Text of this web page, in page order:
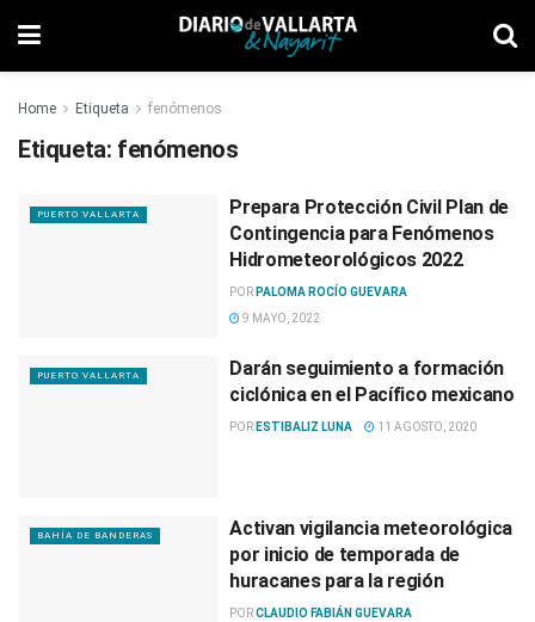
Home Etiqueta fenómenos
Etiqueta: fenómenos
PUERTO VALLARTA
Prepara Protección Civil Plan de
Contingencia para Fenómenos
Hidrometeorológicos 2022
POR PALOMA ROCÍO GUEVARA
9 MAYO, 2022
PUERTO VALLARTA
Darán seguimiento a formación
ciclónica en el Pacífico mexicano
POR ESTIBALIZ LUNA 11 AGOSTO, 2020
BAHÍA DE BANDERAS
Activan vigilancia meteorológica
por inicio de temporada de
huracanes para la región
PORCLAUDIO FABIÁN GUEVARA